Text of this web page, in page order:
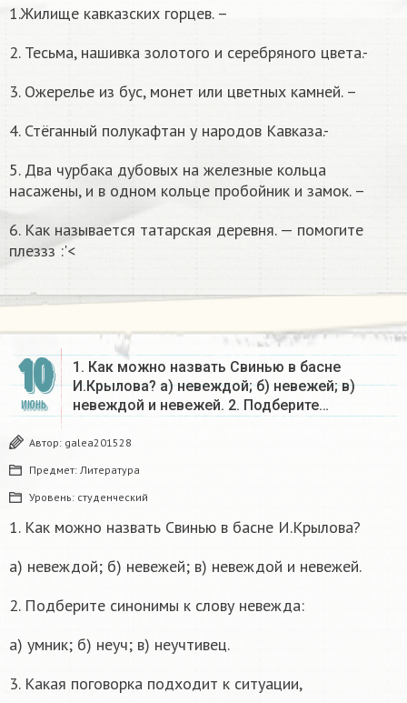
1.Жилище кавказских горцев. –
2. Тесьма, нашивка золотого и серебряного цвета.-
3. Ожерелье из бус, монет или цветных камней. –
4. Стёганный полукафтан у народов Кавказа.-
5. Два чурбака дубовых на железные кольца
насажены, и в одном кольце пробойник и замок. –
6. Как называется татарская деревня. — помогите
плеззз :'<​
10
ИЮНЬ
1. Как можно назвать Свинью в басне
И.Крылова? а) невеждой; б) невежей; в)
невеждой и невежей. 2. Подберите…
Автор: galea201528
Предмет: Литература
Уровень: студенческий
1. Как можно назвать Свинью в басне И.Крылова?
а) невеждой; б) невежей; в) невеждой и невежей.
2. Подберите синонимы к слову невежда:
а) умник; б) неуч; в) неучтивец.
3. Какая поговорка подходит к ситуации,